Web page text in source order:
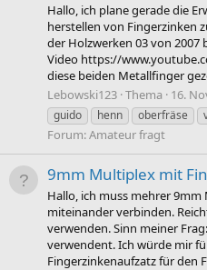
Hallo, ich plane gerade die
herstellen von Fingerzinken
der Holzwerken 03 von 2007
Video https://
diese beiden Metallfinger
Lebowski123 Thema 16.
guido
henn oberfräse
Forum:Amateur fragt
9mm Multiplex mit
Hallo, ich muss mehrer
miteinander verbinden.
verwenden. Sinn meiner
verwendent. Ich würde mir
Fingerzinkenaufzatz für den